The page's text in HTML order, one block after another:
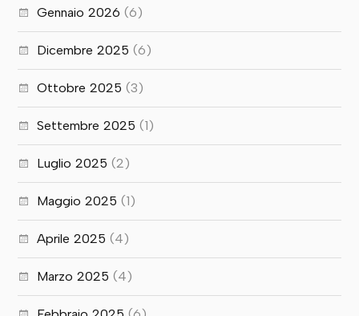
Gennaio 2026 (6)
Dicembre 2025 (6)
Ottobre 2025 (3)
Settembre 2025 (1)
Luglio 2025 (2)
Maggio 2025 (1)
Aprile 2025 (4)
Marzo 2025 (4)